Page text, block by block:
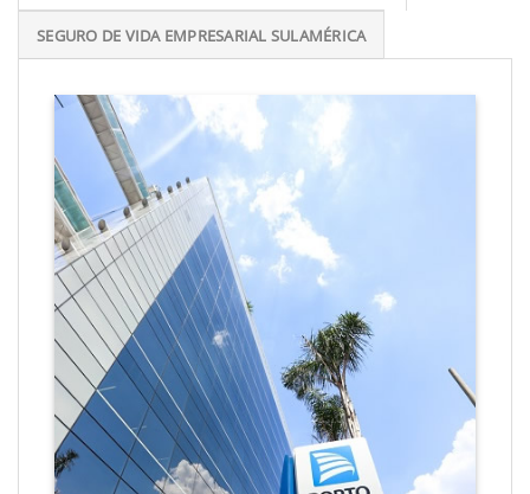
SEGURO DE VIDA EMPRESARIAL SULAMÉRICA